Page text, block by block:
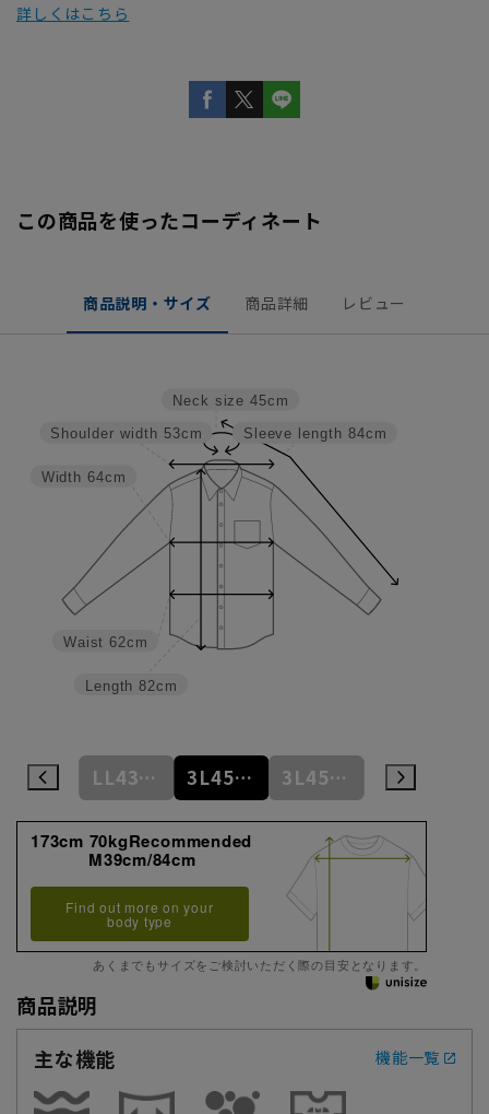
詳しくはこちら
この商品を使ったコーディネート
商品説明・サイズ 商品詳細 レビュー
Sleeve length 84cm
Neck size 45cm
Length 82cm
Waist 62cm
Width 64cm
Shoulder width 53cm
LL43cm/82cm LL43cm/86cm 3L45cm/84cm 3L45cm/88cm
173cm 70kgRecommended
M39cm/84cm
Find out more on your
body type
あくまでもサイズをご検討いただく際の目安となります。
商品説明
主な機能
機能一覧